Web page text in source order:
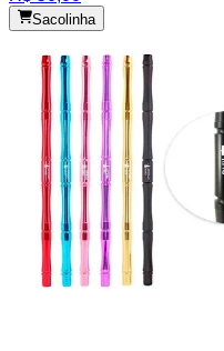
Sacolinha